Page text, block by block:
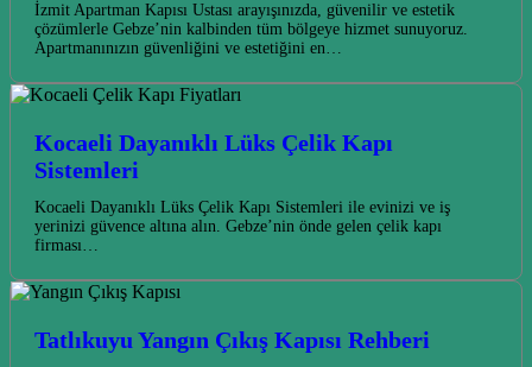
İzmit Apartman Kapısı Ustası arayışınızda, güvenilir ve estetik
çözümlerle Gebze’nin kalbinden tüm bölgeye hizmet sunuyoruz.
Apartmanınızın güvenliğini ve estetiğini en…
Kocaeli Dayanıklı Lüks Çelik Kapı
Sistemleri
Kocaeli Dayanıklı Lüks Çelik Kapı Sistemleri ile evinizi ve iş
yerinizi güvence altına alın. Gebze’nin önde gelen çelik kapı
firması…
Tatlıkuyu Yangın Çıkış Kapısı Rehberi